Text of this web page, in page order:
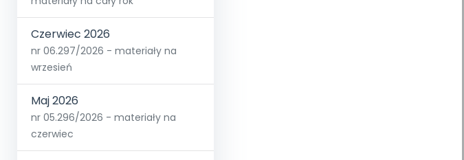
Czerwiec 2026
nr 06.297/2026 - materiały na
wrzesień
Maj 2026
nr 05.296/2026 - materiały na
czerwiec